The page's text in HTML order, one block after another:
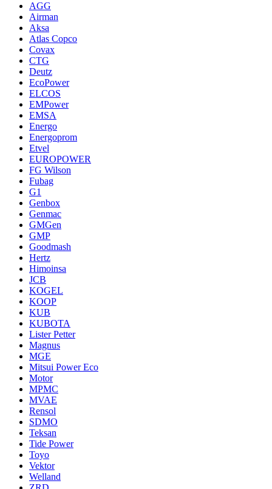
AGG
Airman
Aksa
Atlas Copco
Covax
CTG
Deutz
EcoPower
ELCOS
EMPower
EMSA
Energo
Energoprom
Etvel
EUROPOWER
FG Wilson
Fubag
G1
Genbox
Genmac
GMGen
GMP
Goodmash
Hertz
Himoinsa
JCB
KOGEL
KOOP
KUB
KUBOTA
Lister Petter
Magnus
MGE
Mitsui Power Eco
Motor
MPMC
MVAE
Rensol
SDMO
Teksan
Tide Power
Toyo
Vektor
Welland